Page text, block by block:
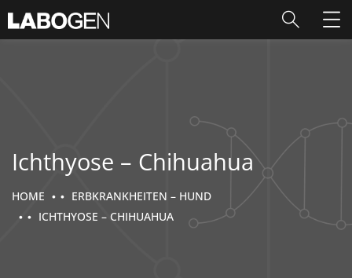
Ichthyose – Chihuahua
HOME
ERBKRANKHEITEN – HUND
ICHTHYOSE – CHIHUAHUA